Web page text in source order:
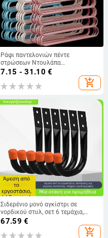
Ράφι παντελονιών πέντε
στρώσεων Ντουλάπα
αποθήκευσης αντικειμένων
παχύρρευστη αντιολισθητική
κρεμάστρα αποθήκευση ραφιών
οικιακής χρήσης κρεμαστά
παντελόνια ενηλίκων
7.15 - 31.10 €
add_shopping_cart
Σιδερένιο μονό αγκίστρι σε
νορδικού στυλ, σετ 6 τεμάχια,
φορτίο 15 kg – Chengjinpeng
67.59 €
add_shopping_cart